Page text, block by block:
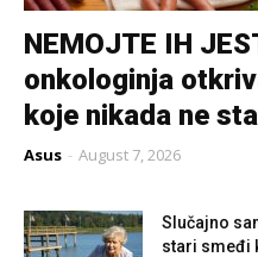
NEMOJTE IH
onkologinja
koje nikada ne
Asus - August 7, 2026
Slučajno
stari smeđi